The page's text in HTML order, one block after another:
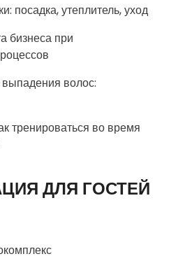
посадка, утеплитель, уход
бизнеса при
волос:
тренироваться во время
ДЛЯ ГОСТЕЙ